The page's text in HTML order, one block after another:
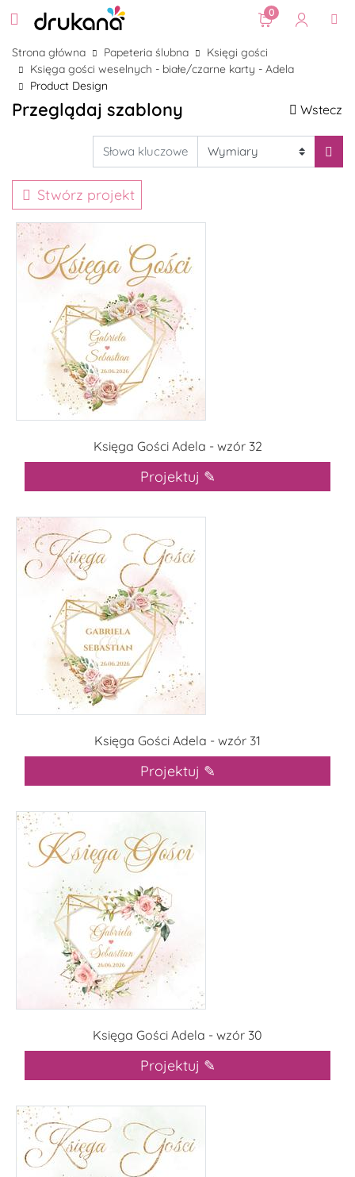
0
Strona główna Papeteria ślubna
Księgi gości
Księga gości weselnych - białe/czarne karty - Adela
Product Design
Przeglądaj szablony Wstecz
Stwórz projekt
Księga Gości Adela - wzór 32
Projektuj ✎
Księga Gości Adela - wzór 31
Projektuj ✎
Księga Gości Adela - wzór 30
Projektuj ✎